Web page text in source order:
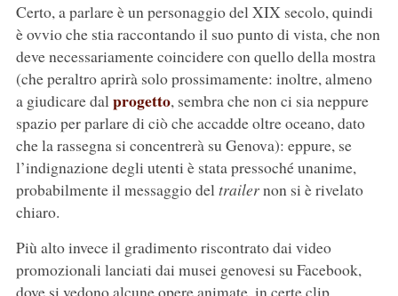
Certo, a parlare è un personaggio del XIX secolo, quindi
è ovvio che stia raccontando il suo punto di vista, che non
deve necessariamente coincidere con quello della mostra
(che peraltro aprirà solo prossimamente: inoltre, almeno
a giudicare dalprogetto, sembra che non ci sia neppure
spazio per parlare di ciò che accadde oltre oceano, dato
che la rassegna si concentrerà su Genova): eppure, se
l’indignazione degli utenti è stata pressoché unanime,
probabilmente il messaggio deltrailernon si è rivelato
chiaro.
Più alto invece il gradimento riscontrato dai video
promozionali lanciati dai musei genovesi su Facebook,
dove si vedono alcune opere animate, in certe clip